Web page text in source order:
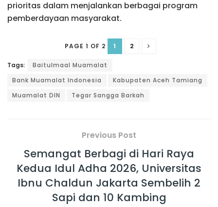
prioritas dalam menjalankan berbagai program
pemberdayaan masyarakat.
PAGE 1 OF 2 1 2
Tags:
Baitulmaal Muamalat
Bank Muamalat Indonesia
Kabupaten Aceh Tamiang
Muamalat DIN
Tegar Sangga Barkah
Previous Post
Semangat Berbagi di Hari Raya
Kedua Idul Adha 2026, Universitas
Ibnu Chaldun Jakarta Sembelih 2
Sapi dan 10 Kambing